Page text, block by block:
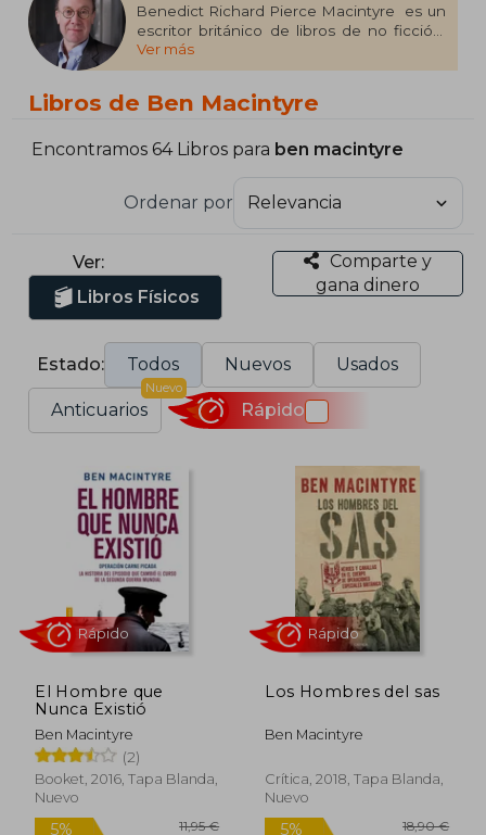
Benedict Richard Pierce Macintyre ​ es un
escritor británico de libros de no ficción,
que tratan principalmente sobre
personajes históricos y espías de la
Varios de sus libros han sido adaptados a la
Spy Among Friends.
Ver más
Libros de Ben Macintyre
Encontramos 64 Libros para ben macintyre
Ordenar por
Ver:
Libros Físicos
Comparte y
gana dinero
Estado: Todos Nuevos Usados
Anticuarios
Nuevo
Rápido
El Hombre que
Nunca Existió
Ben Macintyre
(2)
Booket, 2016, Tapa Blanda,
Nuevo
Rápido
Los Hombres del sas
Ben Macintyre
Crítica, 2018, Tapa Blanda,
Nuevo